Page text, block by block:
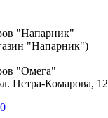
"Напарник"
"Напарник")
"Омега"
Петра-Комарова, 12